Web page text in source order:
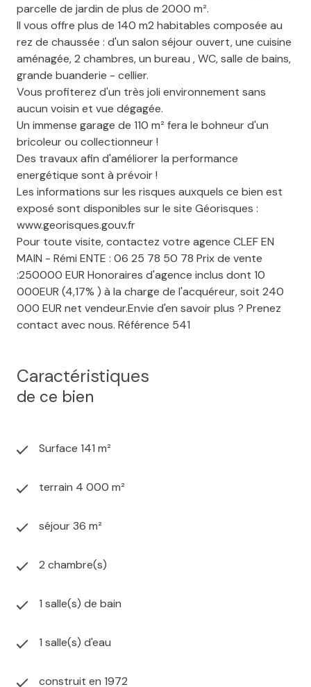
parcelle de jardin de plus de 2000 m².
Il vous offre plus de 140 m2 habitables composée au
rez de chaussée : d'un salon séjour ouvert, une cuisine
aménagée, 2 chambres, un bureau , WC, salle de bains,
grande buanderie - cellier.
Vous profiterez d'un très joli environnement sans
aucun voisin et vue dégagée.
Un immense garage de 110 m² fera le bohneur d'un
bricoleur ou collectionneur !
Des travaux afin d'améliorer la performance
energétique sont à prévoir !
Les informations sur les risques auxquels ce bien est
exposé sont disponibles sur le site Géorisques :
www.georisques.gouv.fr
Pour toute visite, contactez votre agence CLEF EN
MAIN - Rémi ENTE : 06 25 78 50 78 Prix de vente
:250000 EUR Honoraires d'agence inclus dont 10
000EUR (4,17% ) à la charge de l'acquéreur, soit 240
000 EUR net vendeur.Envie d'en savoir plus ? Prenez
contact avec nous. Référence 541
Caractéristiques
de ce bien
Surface 141 m²
terrain 4 000 m²
séjour 36 m²
2 chambre(s)
1 salle(s) de bain
1 salle(s) d'eau
construit en 1972